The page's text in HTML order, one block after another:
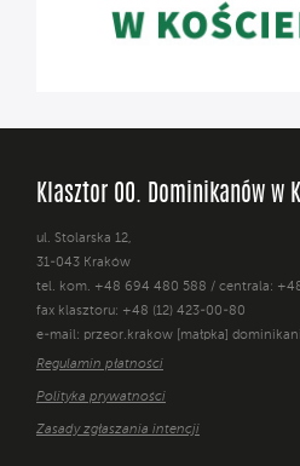
Klasztor OO. Dominikanów w
ul. Stolarska 12,
31-043 Kraków
tel. kom. +48 694 480 588 / centrala:
fax klasztoru: +48 (12) 423-00-80
e-mail: przeor.krakow [małpka]
Regulamin płatności
Polityka prywatności
Zasady zgłaszania intencji